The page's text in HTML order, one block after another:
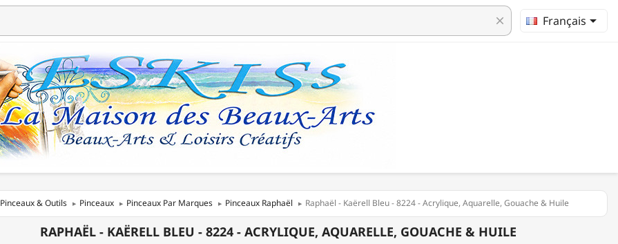
clear Français
Pinceaux & Outils Pinceaux Pinceaux Par Marques Pinceaux Raphaël Raphaël - Kaërell Bleu - 8224 - Acrylique, Aquarelle, Gouache & Huile
RAPHAËL - KAËRELL BLEU - 8224 - ACRYLIQUE, AQUARELLE, GOUACHE & HUILE